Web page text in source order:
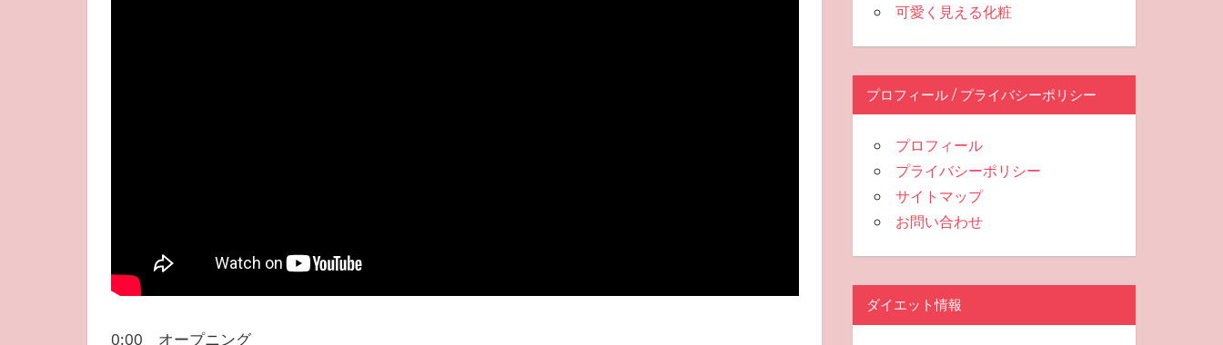
0:00 オープニング
可愛く見える化粧
プロフィール / プライバシーポリシー
プロフィール
プライバシーポリシー
サイトマップ
お問い合わせ
ダイエット情報